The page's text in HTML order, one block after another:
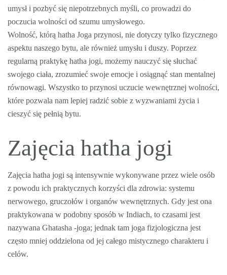
umysł i pozbyć się niepotrzebnych myśli, co prowadzi do
poczucia wolności od szumu umysłowego.
Wolność, którą hatha Joga przynosi, nie dotyczy tylko fizycznego
aspektu naszego bytu, ale również umysłu i duszy. Poprzez
regularną praktykę hatha jogi, możemy nauczyć się słuchać
swojego ciała, zrozumieć swoje emocje i osiągnąć stan mentalnej
równowagi. Wszystko to przynosi uczucie wewnętrznej wolności,
które pozwala nam lepiej radzić sobie z wyzwaniami życia i
cieszyć się pełnią bytu.
Zajęcia hatha jogi
Zajęcia hatha jogi są intensywnie wykonywane przez wiele osób
z powodu ich praktycznych korzyści dla zdrowia: systemu
nerwowego, gruczołów i organów wewnętrznych. Gdy jest ona
praktykowana w podobny sposób w Indiach, to czasami jest
nazywana Ghatasha -joga; jednak tam joga fizjologiczna jest
często mniej oddzielona od jej całego mistycznego charakteru i
celów.